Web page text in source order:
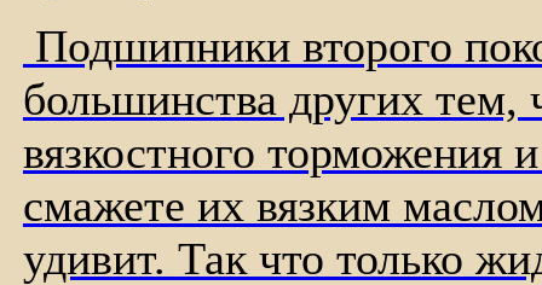
Подшипники второго
большинства других тем,
вязкостного торможения
смажете их вязким
удивит. Так что только